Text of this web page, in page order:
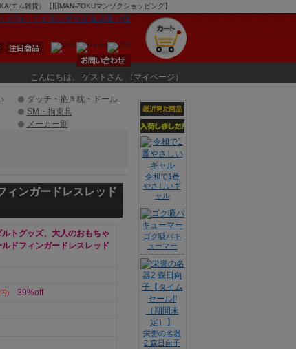
エム雑貨）【旧MAN-ZOKUマンゾクショッピング】
こんにちは、 ゲストさん （ マイページ ）
ダッチ・抱き枕・ドール
SM・拘束具
メーカー別
ィンガードレスレッド
ルトグッズ、大人のおもちゃ
ドフィンガードレスレッド
)
39%off
令和で1番
やさしいギ
ャル
ゴク吸バキ
ューマー
栄誉の名器
2 森日向子